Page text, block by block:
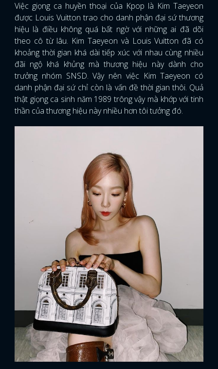
Việc giọng ca huyền thoại của Kpop là Kim Taeyeon
được Louis Vuitton trao cho danh phận đại sứ thương
hiệu là điều không quá bất ngờ với những ai đã dõi
theo cô từ lâu. Kim Taeyeon và Louis Vuitton đã có
khoảng thời gian khá dài tiếp xúc với nhau cùng nhiều
đãi ngộ khá khủng mà thương hiệu này dành cho
trưởng nhóm SNSD. Vậy nên việc Kim Taeyeon có
danh phận đại sứ chỉ còn là vấn đề thời gian thôi. Quả
thật giọng ca sinh năm 1989 trông vậy mà khớp với tinh
thần của thương hiệu này nhiều hơn tôi tưởng đó.